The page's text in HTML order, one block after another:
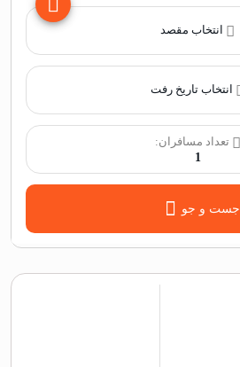
انتخاب مقصد
تعداد مسافران:
1
جست و جو